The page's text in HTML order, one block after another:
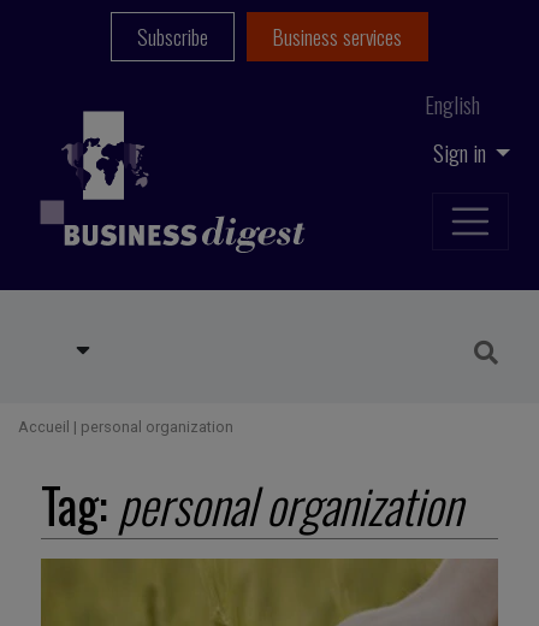
Sign in
English
Subscribe Business services
Accueil | personal organization
Tag:personal organization